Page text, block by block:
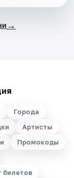
→
Города
Артисты
Промокоды
билетов